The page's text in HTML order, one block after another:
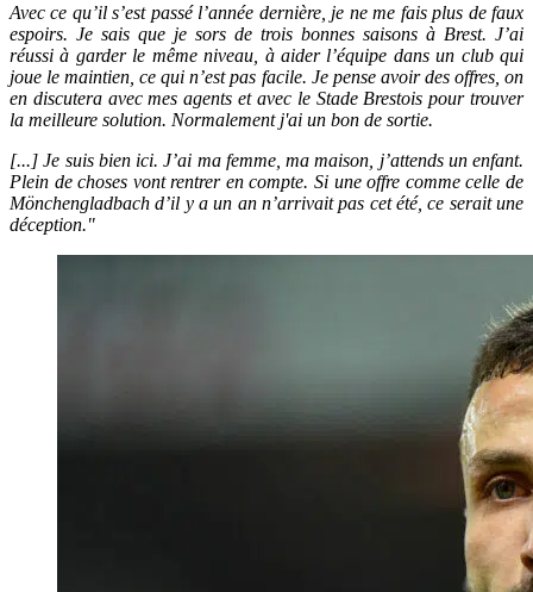
Avec ce qu’il s’est passé l’année dernière, je ne me fais plus de faux
espoirs. Je sais que je sors de trois bonnes saisons à Brest. J’ai
réussi à garder le même niveau, à aider l’équipe dans un club qui
joue le maintien, ce qui n’est pas facile. Je pense avoir des offres, on
en discutera avec mes agents et avec le Stade Brestois pour trouver
la meilleure solution. Normalement j'ai un bon de sortie.
[...] Je suis bien ici. J’ai ma femme, ma maison, j’attends un enfant.
Plein de choses vont rentrer en compte. Si une offre comme celle de
Mönchengladbach d’il y a un an n’arrivait pas cet été, ce serait une
déception."